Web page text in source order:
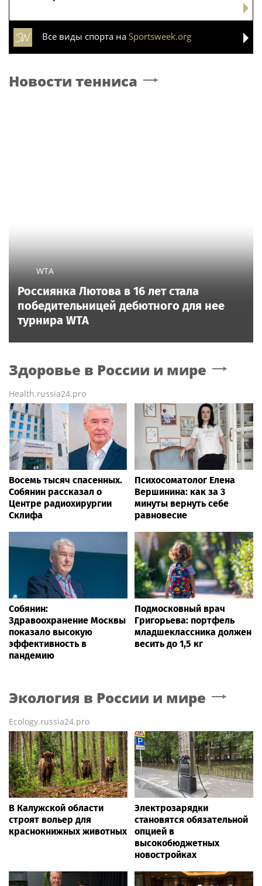
Все виды спорта на Sportsweek.org
Новости тенниса
WTA
Россиянка Лютова в 16 лет стала
победительницей дебютного для нее
турнира WTA
Здоровье в России и мире
Health.russia24.pro
Восемь тысяч спасенных.
Собянин рассказал о
Центре радиохирургии
Склифа
Психосоматолог Елена
Вершинина: как за 3
минуты вернуть себе
равновесие
Собянин:
Здравоохранение Москвы
показало высокую
эффективность в
пандемию
Подмосковный врач
Григорьева: портфель
младшеклассника должен
весить до 1,5 кг
Экология в России и мире
Ecology.russia24.pro
В Калужской области
строят вольер для
краснокнижных животных
Электрозарядки
становятся обязательной
опцией в
высокобюджетных
новостройках